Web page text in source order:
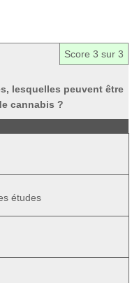
Score 3 sur 3
lesquelles peuvent être
cannabis ?
études